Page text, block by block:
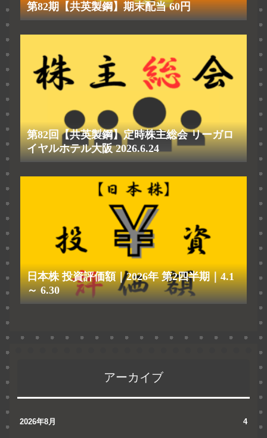
第82期【共英製鋼】期末配当 60円
第82回【共英製鋼】定時株主総会 リーガロ
イヤルホテル大阪 2026.6.24
日本株 投資評価額｜2026年 第2四半期｜4.1
～ 6.30
アーカイブ
2026年8月 4